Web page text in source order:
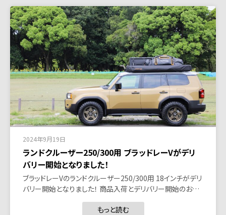
2024年9月19日
ランドクルーザー250/300用 ブラッドレーVがデリ
バリー開始となりました！
ブラッドレーVのランドクルーザー250/300用 18インチがデリ
バリー開始となりました！ 商品入荷とデリバリー開始のお…
もっと読む